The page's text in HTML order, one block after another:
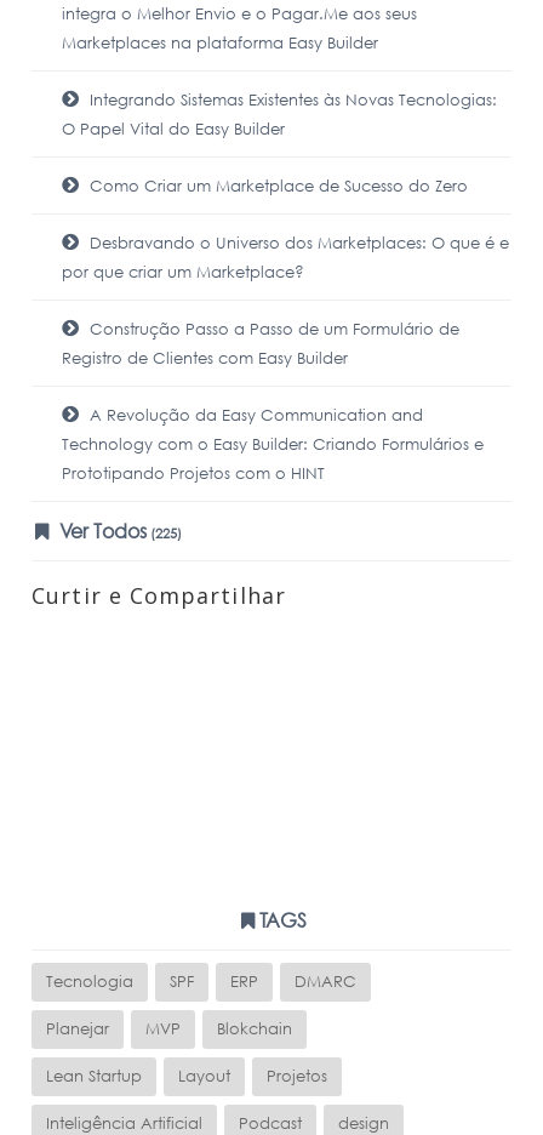
integra o Melhor Envio e o Pagar.Me aos seus
Marketplaces na plataforma Easy Builder
Integrando Sistemas Existentes às Novas Tecnologias:
O Papel Vital do Easy Builder
Como Criar um Marketplace de Sucesso do Zero
Desbravando o Universo dos Marketplaces: O que é e
por que criar um Marketplace?
Construção Passo a Passo de um Formulário de
Registro de Clientes com Easy Builder
A Revolução da Easy Communication and
Technology com o Easy Builder: Criando Formulários e
Prototipando Projetos com o HINT
Ver Todos (225)
Curtir e Compartilhar
TAGS
Tecnologia SPF ERP DMARC
Planejar MVP Blokchain
Lean Startup Layout Projetos
Inteligência Artificial Podcast design